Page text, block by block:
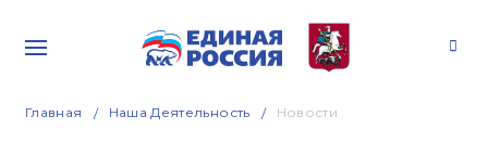
Главная Наша Деятельность Новости